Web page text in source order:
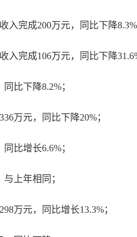
入完成200万元，同比下降8.3%
入完成106万元，同比下降
比下降8.2%；
万元，同比下降20%；
比增长6.6%；
上年相同；
万元，同比增长13.3%；